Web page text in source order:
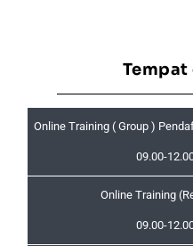
Tempat
Online Training ( Group )
09.00-
Online Training
09.00-